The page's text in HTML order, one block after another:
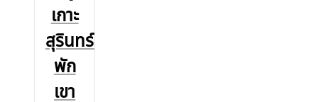
เกาะ
สุรินทร์-
พัก
เขา